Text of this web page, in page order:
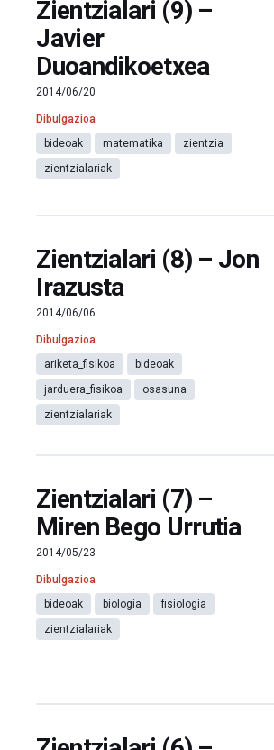
Zientzialari (9) –
Javier
Duoandikoetxea
2014/06/20
Dibulgazioa
bideoak
matematika
zientzia
zientzialariak
Zientzialari (8) – Jon
Irazusta
2014/06/06
Dibulgazioa
ariketa_fisikoa
bideoak
jarduera_fisikoa
osasuna
zientzialariak
Zientzialari (7) –
Miren Bego Urrutia
2014/05/23
Dibulgazioa
bideoak
biologia
fisiologia
zientzialariak